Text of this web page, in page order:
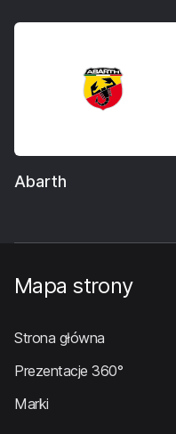
Abarth
Mapa strony
Strona główna
Prezentacje 360°
Marki